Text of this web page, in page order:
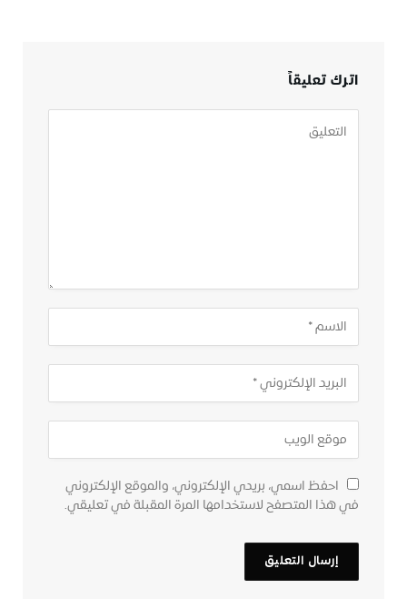
اترك تعليقاً
احفظ اسمي، بريدي الإلكتروني، والموقع الإلكتروني
في هذا المتصفح لاستخدامها المرة المقبلة في تعليقي.